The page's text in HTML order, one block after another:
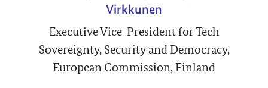
Virkkunen
Executive Vice-President for Tech
Sovereignty, Security and Democracy,
European Commission, Finland